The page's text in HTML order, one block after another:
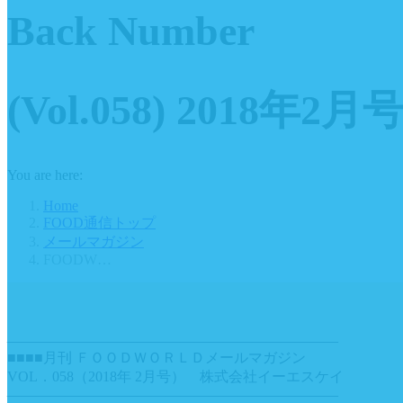
Back Number
(Vol.058) 2018年2月号
You are here:
Home
FOOD通信トップ
メールマガジン
■■■■月刊 ＦＯＯＤＷＯＲＬＤメールマガジン
VOL．058（2018年 2月号） 株式会社イーエスケイ